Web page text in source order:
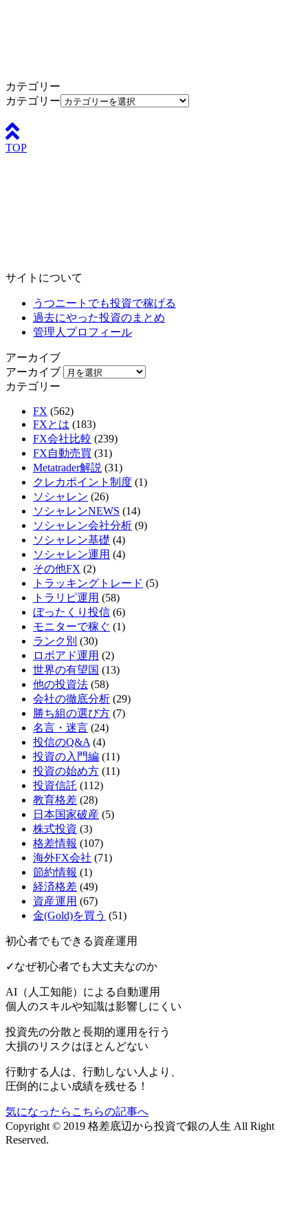
カテゴリー
カテゴリー
TOP
サイトについて
うつニートでも投資で稼げる
過去にやった投資のまとめ
管理人プロフィール
アーカイブ
アーカイブ
カテゴリー
FX (562)
FXとは (183)
FX会社比較 (239)
FX自動売買 (31)
Metatrader解説 (31)
クレカポイント制度 (1)
ソシャレン (26)
ソシャレンNEWS (14)
ソシャレン会社分析 (9)
ソシャレン基礎 (4)
ソシャレン運用 (4)
その他FX (2)
トラッキングトレード (5)
トラリピ運用 (58)
ぼったくり投信 (6)
モニターで稼ぐ (1)
ランク別 (30)
ロボアド運用 (2)
世界の有望国 (13)
他の投資法 (58)
会社の徹底分析 (29)
勝ち組の選び方 (7)
名言・迷言 (24)
投信のQ&A (4)
投資の入門編 (11)
投資の始め方 (11)
投資信託 (112)
教育格差 (28)
日本国家破産 (5)
株式投資 (3)
格差情報 (107)
海外FX会社 (71)
節約情報 (1)
経済格差 (49)
資産運用 (67)
金(Gold)を買う (51)
初心者でもできる資産運用
✓なぜ初心者でも大丈夫なのか
AI（人工知能）による 自動運用
個人のスキルや知識は影響しにくい
投資先の分散と長期的運用を行う
大損のリスクはほとんどない
行動する人は、行動しない人より、
圧倒的によい成績を残せる！
気になったらこちらの記事へ
Copyright © 2019 格差底辺から投資で銀の人生 All Right
Reserved.